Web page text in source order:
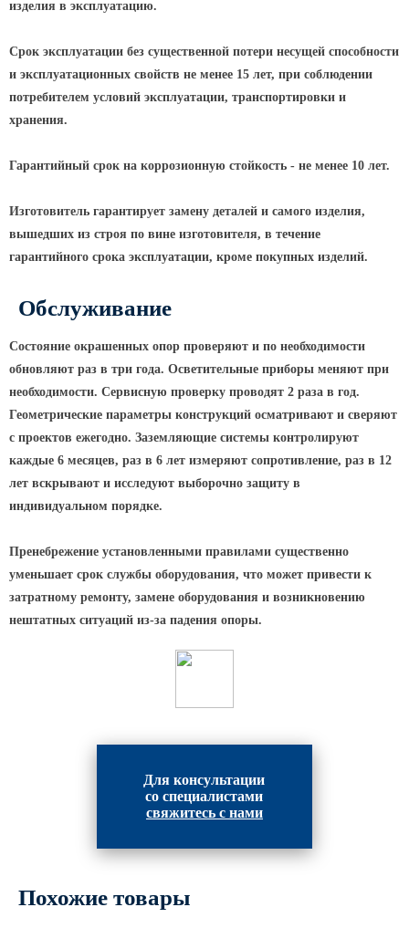
Светильники специального
Уличные фонари 2 метра
Уличные фонари 4 метра
Антивандальные светильники и
питающие посты
ЗАКЛАДНЫЕ ДЕТАЛИ
МАФ (МАЛЫЕ АРХИТЕКТУРНЫЕ ФОРМЫ)
изделия в эксплуатацию.
Срок эксплуатации без существенной потери несущей способности
и эксплуатационных свойств не менее 15 лет, при соблюдении
потребителем условий эксплуатации, транспортировки и
хранения.
Гарантийный срок на коррозионную стойкость - не менее 10 лет.
Изготовитель гарантирует замену деталей и самого изделия,
вышедших из строя по вине изготовителя, в течение
гарантийного срока эксплуатации, кроме покупных изделий.
Обслуживание
Состояние окрашенных опор проверяют и по необходимости
обновляют раз в три года. Осветительные приборы меняют при
необходимости. Сервисную проверку проводят 2 раза в год.
Геометрические параметры конструкций осматривают и сверяют
с проектов ежегодно. Заземляющие системы контролируют
каждые 6 месяцев, раз в 6 лет измеряют сопротивление, раз в 12
лет вскрывают и исследуют выборочно защиту в
индивидуальном порядке.
Пренебрежение установленными правилами существенно
уменьшает срок службы оборудования, что может привести к
затратному ремонту, замене оборудования и возникновению
нештатных ситуаций из-за падения опоры.
Для консультации
со специалистами
свяжитесь с нами
Похожие товары